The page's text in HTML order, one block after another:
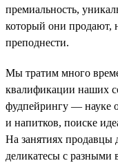
премиальность,
который они продают,
преподнести.
Мы тратим много
квалификации наших
фудпейрингу — науке
и напитков, поиске
На занятиях
деликатесы с разными